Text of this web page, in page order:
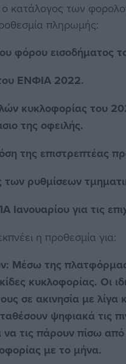
κατάλογος των
πληρωμής:
φόρου εισοδήματος
ΕΝΦΙΑ 2022.
κυκλοφορίας του
της οφειλής.
της επιστρεπτέας
των ρυθμίσεων
για τις
η προθεσμία για:
Μέσω της
κυκλοφορίας. Οι
σε ακινησία με
ψηφιακά τις
να τις πάρουν πίσω
με το μήνα.